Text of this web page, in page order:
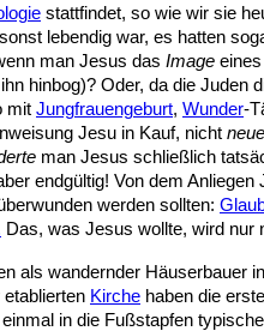
stattfindet, so wie wir sie
lebendig war, es hatten
man Jesus das Image
hinbog)? Oder, da die Juden
mit Jungfrauengeburt, Wunder-
Jesu in Kauf, nicht
man Jesus schließlich
endgültig! Von dem
werden sollten:
Das, was Jesus wollte, wird nur
als wandernder Häuserbauer
Kirche haben die
in die Fußstapfen